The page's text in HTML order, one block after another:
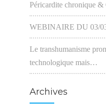
Péricardite chronique
WEBINAIRE DU 03/
Le transhumanisme
technologique mais…
Archives